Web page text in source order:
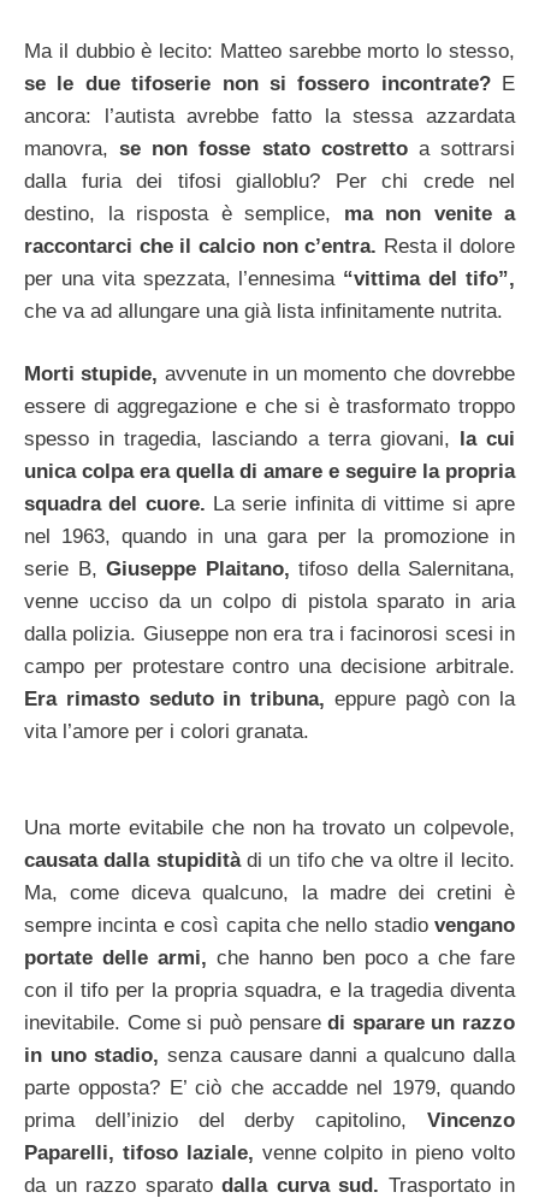
Ma il dubbio è lecito: Matteo sarebbe morto lo stesso,
se le due tifoserie non si fossero incontrate? E
ancora: l’autista avrebbe fatto la stessa azzardata
manovra,se non fosse stato costretto a sottrarsi
dalla furia dei tifosi gialloblu? Per chi crede nel
destino, la risposta è semplice, ma non venite a
raccontarci che il calcio non c’entra. Resta il dolore
per una vita spezzata, l’ennesima “vittima del tifo”,
che va ad allungare una già lista infinitamente nutrita.
Morti stupide, avvenute in un momento che dovrebbe
essere di aggregazione e che si è trasformato troppo
spesso in tragedia, lasciando a terra giovani, la cui
unica colpa era quella di amare e seguire la propria
squadra del cuore. La serie infinita di vittime si apre
nel 1963, quando in una gara per la promozione in
serie B, Giuseppe Plaitano, tifoso della Salernitana,
venne ucciso da un colpo di pistola sparato in aria
dalla polizia. Giuseppe non era tra i facinorosi scesi in
campo per protestare contro una decisione arbitrale.
Era rimasto seduto in tribuna, eppure pagò con la
vita l’amore per i colori granata.
Una morte evitabile che non ha trovato un colpevole,
causata dalla stupiditàdi un tifo che va oltre il lecito.
Ma, come diceva qualcuno, la madre dei cretini è
sempre incinta e così capita che nello stadio vengano
portate delle armi, che hanno ben poco a che fare
con il tifo per la propria squadra, e la tragedia diventa
inevitabile. Come si può pensaredi sparare un razzo
in uno stadio, senza causare danni a qualcuno dalla
parte opposta? E’ ciò che accadde nel 1979, quando
prima dell’inizio del derby capitolino, Vincenzo
Paparelli, tifoso laziale, venne colpito in pieno volto
da un razzo sparato dalla curva sud. Trasportato in